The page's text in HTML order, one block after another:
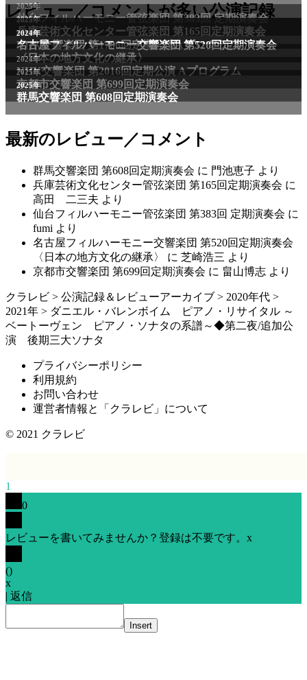
レビュー／コメントが多い公演記録
2025年
仙台フィルハーモニー管弦楽団 第383回 定期演奏会
2025年
兵庫芸術文化センター管弦楽団 第165回定期演奏会
2011年
NHK交響楽団 第1706回定期公演Aプログラム
2024年
名古屋フィルハーモニー交響楽団 第520回定期演奏会
〈日本の地方文化の継承〉
2024年
NHK交響楽団 第2016回定期公演 Aプログラム
2025年
京都市交響楽団 第699回定期演奏会
2025年
群馬交響楽団 第608回定期演奏会
最新のレビュー／コメント
群馬交響楽団 第608回定期演奏会 に 門池恵子 より
兵庫芸術文化センター管弦楽団 第165回定期演奏会 に
高田 二三夫 より
仙台フィルハーモニー管弦楽団 第383回 定期演奏会 に
fumi より
名古屋フィルハーモニー交響楽団 第520回定期演奏会
〈日本の地方文化の継承〉
に 芝崎浩三 より
京都市交響楽団 第699回定期演奏会 に 畠山博志 より
クラレビ > 公演記録＆レビューアーカイブ > 2020年代 >
2021年 > ダニエル・バレンボイム ピアノ・リサイタル ～
ベートーヴェン ピアノ・ソナタの系譜～◆第二夜/追加公
演 後期三大ソナタ
プライバシーポリシー
利用規約
お問い合わせ
運営者情報と「クラレビ」について
© 2021 クラレビ
1
0
レビューを書いてみませんか？登録は不要です。 x
()
x
| 返信
Insert